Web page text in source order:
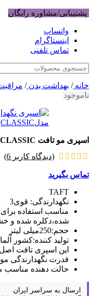
پشتیبانی/مشاوره رایگان
واتساپ
اینستاگرام
تماس تلفنی
خانه/ بهداشت بدن/
ناموجود
اسپری مو تافت TAFT CLASSIC حجم250ml اصل آلمان
(دیدگاه کاربر 6
)
تماس بگیرید
TAFT
نگهدارندگی: قوی3
مناسب استفاده
شده،دکلره شده و
حجم:250میلی لیتر
تولید کننده:کشور
این اسپری تافت
قدرت نگهدارندگی مو تا 72
حالت دهنده مناسب
ارسال به سراسر ایران